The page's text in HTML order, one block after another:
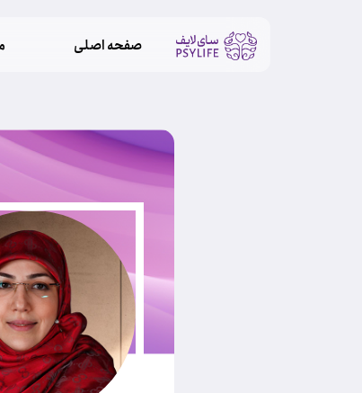
صفحه اصلی